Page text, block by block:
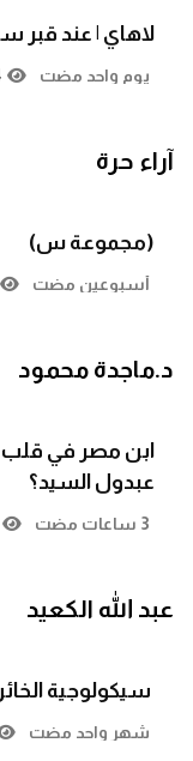
لاهاي | عند قبر
يوم واحد مضت
آراء حرة
(مجموعة س)
أسبوعين مضت
د.ماجدة محمود
ابن مصر في قلب
عبدول السيد؟
3 ساعات مضت
عبد الله الكعيد
سيكولوجية
شهر واحد مضت